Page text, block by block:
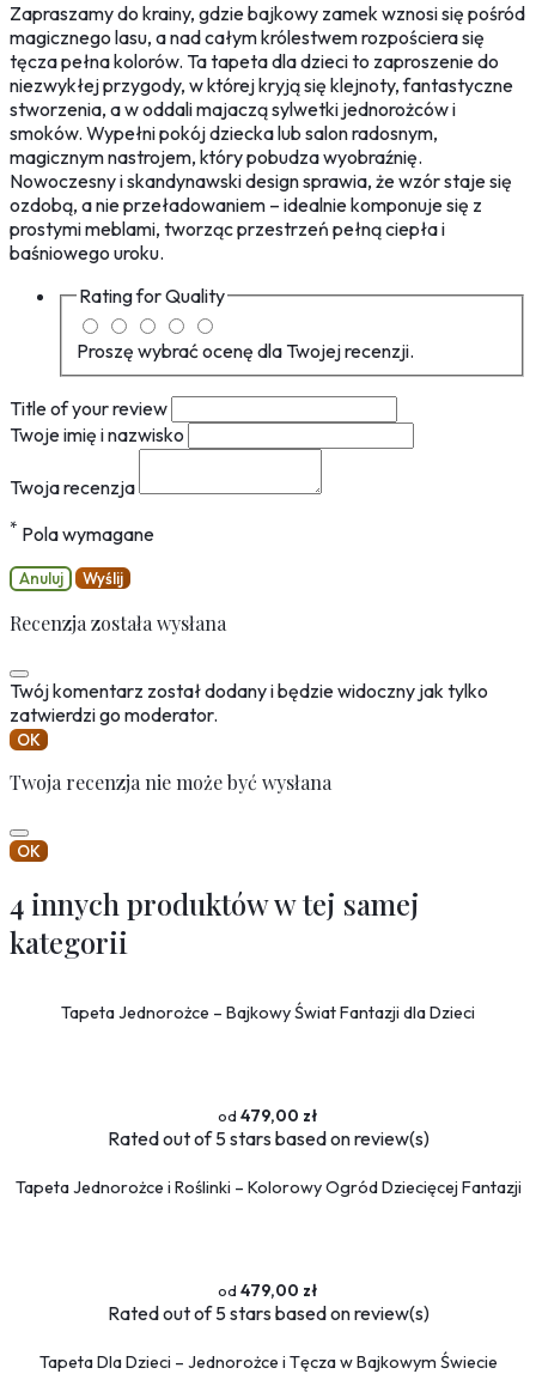
Zapraszamy do krainy, gdzie bajkowy zamek wznosi się pośród
magicznego lasu, a nad całym królestwem rozpościera się
tęcza pełna kolorów. Ta tapeta dla dzieci to zaproszenie do
niezwykłej przygody, w której kryją się klejnoty, fantastyczne
stworzenia, a w oddali majaczą sylwetki jednorożców i
smoków. Wypełni pokój dziecka lub salon radosnym,
magicznym nastrojem, który pobudza wyobraźnię.
Nowoczesny i skandynawski design sprawia, że wzór staje się
ozdobą, a nie przeładowaniem – idealnie komponuje się z
prostymi meblami, tworząc przestrzeń pełną ciepła i
baśniowego uroku.
Rating forQuality
Proszę wybrać ocenę dla Twojej recenzji.
Title of your review
Twoje imię i nazwisko
Twoja recenzja
* Pola wymagane
Anuluj Wyślij
Recenzja została wysłana
Twój komentarz został dodany i będzie widoczny jak tylko
zatwierdzi go moderator.
OK
Twoja recenzja nie może być wysłana
OK
4 innych produktów w tej samej
kategorii
Tapeta Jednorożce – Bajkowy Świat Fantazji dla Dzieci
479,00 zł
Ratedout of 5 stars based onreview(s)
Tapeta Jednorożce i Roślinki – Kolorowy Ogród Dziecięcej Fantazji
479,00 zł
Ratedout of 5 stars based onreview(s)
Tapeta Dla Dzieci – Jednorożce i Tęcza w Bajkowym Świecie